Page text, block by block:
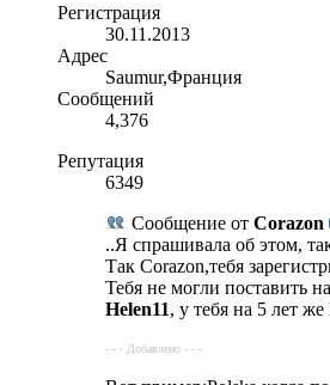
Регистрация
30.11.2013
Адрес
Saumur,Франция
Сообщений
4,376
Репутация
6349
Сообщение от Corazon
..Я спрашивала об этом,
Так Corazon,тебя
Тебя не могли поставить
Helen11, у тебя на 5 лет
- - - Добавлено - - -